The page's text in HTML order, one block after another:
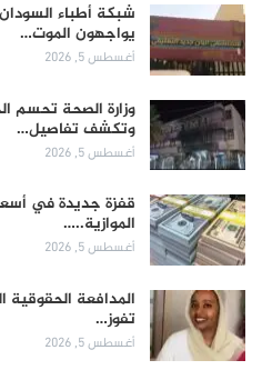
شبكة أطباء
يواجهون الموت…
أغسطس 5, 2026
وزارة الصحة
وتكشف تفاصيل…
أغسطس 5, 2026
قفزة جديدة في
الموازية..…
أغسطس 5, 2026
المدافعة الحقوقية
تفوز…
أغسطس 5, 2026